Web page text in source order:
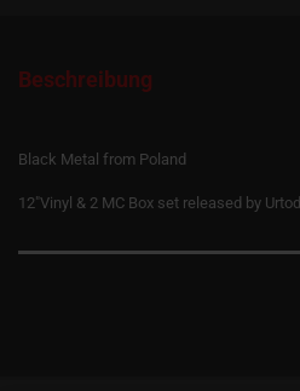
Beschreibung
Black Metal from Poland
12"Vinyl & 2 MC Box set released by Urtod